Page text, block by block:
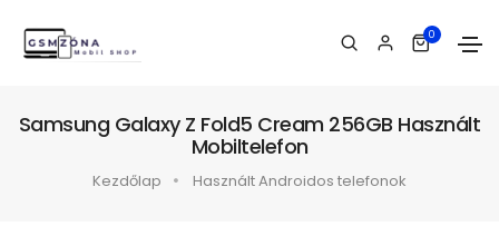
0
Samsung Galaxy Z Fold5 Cream 256GB Használt
Mobiltelefon
Kezdőlap Használt Androidos telefonok